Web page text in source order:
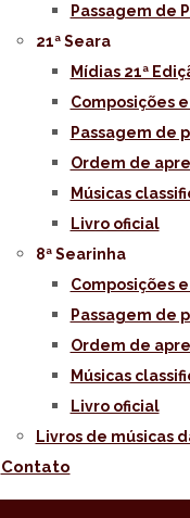
Passagem de
21ª Seara
Mídias 21ª
Composições
Passagem de
Ordem de
Músicas
Livro oficial
8ª Searinha
Composições
Passagem de
Ordem de
Músicas
Livro oficial
Livros de músicas
Contato